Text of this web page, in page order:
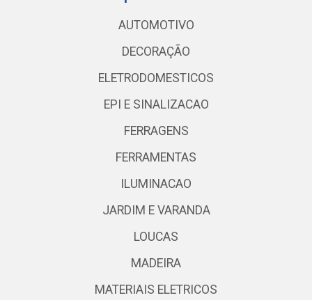
AUTOMOTIVO
DECORAÇÃO
ELETRODOMESTICOS
EPI E SINALIZACAO
FERRAGENS
FERRAMENTAS
ILUMINACAO
JARDIM E VARANDA
LOUCAS
MADEIRA
MATERIAIS ELETRICOS